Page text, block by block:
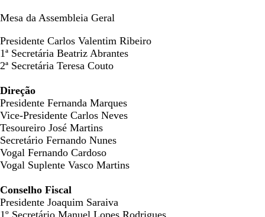
Mesa da Assembleia Geral
Presidente Carlos Valentim Ribeiro
1ª Secretária Beatriz Abrantes
2ª Secretária Teresa Couto
Direção
Presidente Fernanda Marques
Vice-Presidente Carlos Neves
Tesoureiro José Martins
Secretário Fernando Nunes
Vogal Fernando Cardoso
Vogal Suplente Vasco Martins
Conselho Fiscal
Presidente Joaquim Saraiva